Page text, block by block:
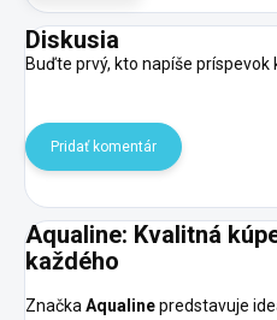
Diskusia
Buďte prvý, kto napíše príspevok
Pridať komentár
Aqualine: Kvalitná
každého
ZnačkaAqualinepredstavuje